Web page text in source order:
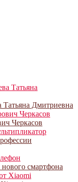
Дмитриевна
Черкасов
смартфона